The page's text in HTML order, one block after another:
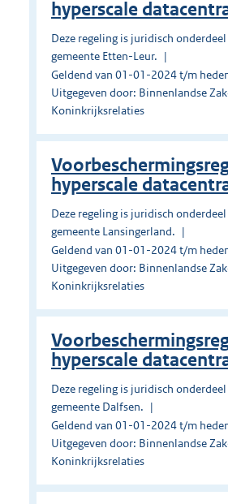
hyperscale
Deze regeling is juridisch
gemeente Etten-Leur.
Geldend van 01-01-2024 t/m
Uitgegeven door: Binnenlandse
Koninkrijksrelaties
hyperscale
Deze regeling is juridisch
gemeente Lansingerland.
Geldend van 01-01-2024 t/m
Uitgegeven door: Binnenlandse
Koninkrijksrelaties
hyperscale
Deze regeling is juridisch
gemeente Dalfsen.
Geldend van 01-01-2024 t/m
Uitgegeven door: Binnenlandse
Koninkrijksrelaties